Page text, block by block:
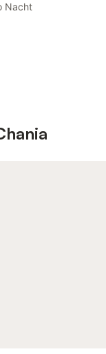
Nacht